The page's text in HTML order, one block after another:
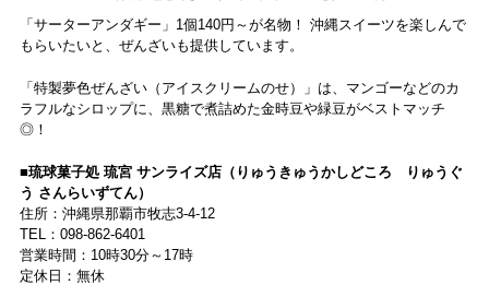
「サーターアンダギー」1個140円～が名物！ 沖縄スイーツを楽しんで
もらいたいと、ぜんざいも提供しています。
「特製夢色ぜんざい（アイスクリームのせ）」は、マンゴーなどのカ
ラフルなシロップに、黒糖で煮詰めた金時豆や緑豆がベストマッチ
◎！
■琉球菓子処 琉宮 サンライズ店（りゅうきゅうかしどころ りゅうぐ
う さんらいずてん）
住所：沖縄県那覇市牧志3-4-12
TEL：098-862-6401
営業時間：10時30分～17時
定休日：無休